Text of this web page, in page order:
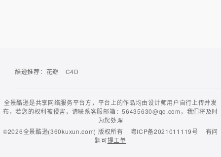
酷逊推荐： 花瓣 C4D
全景酷逊是共享网络服务平台方，平台上的作品均由设计师用户自行上传并发
布，若您的权利被侵害，请联系客服邮箱：56435630@qq.com，我们将及时
为您处理
©2026全景酷逊(360kuxun.com) 版权所有 粤ICP备2021011119号
有问
题可提工单